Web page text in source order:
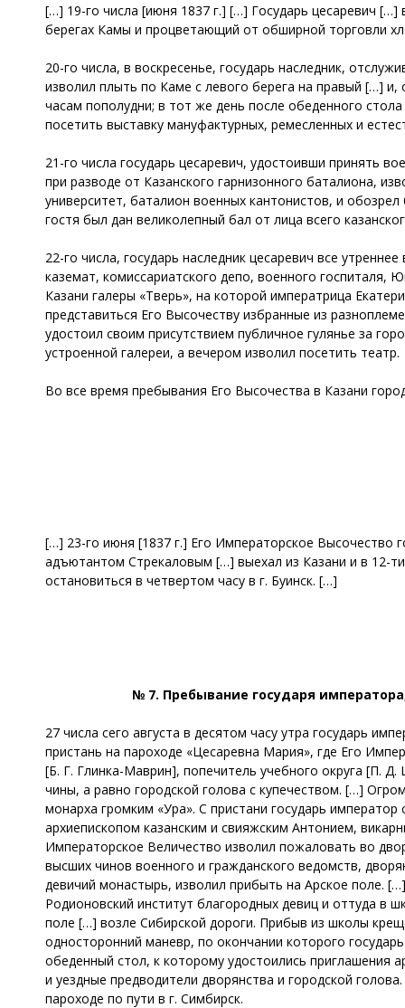
[…] 19-го числа [июня 1837 г.] […] Государь цесаревич
берегах Камы и процветающий от обширной торговли
20-го числа, в воскресенье, государь наследник,
изволил плыть по Каме с левого берега на правый […]
часам пополудни; в тот же день после обеденного
посетить выставку мануфактурных, ремесленных и
21-го числа государь цесаревич, удостоивши принять
при разводе от Казанского гарнизонного баталиона,
университет, баталион военных кантонистов, и
гостя был дан великолепный бал от лица всего
22-го числа, государь наследник цесаревич все
каземат, комиссариатского депо, военного госпиталя,
Казани галеры «Тверь», на которой императрица
представиться Его Высочеству избранные из
удостоил своим присутствием публичное гулянье за
устроенной галереи, а вечером изволил посетить театр.
Во все время пребывания Его Высочества в Казани
[…] 23-го июня [1837 г.] Его Императорское Высочество
адъютантом Стрекаловым […] выехал из Казани и в 12-
остановиться в четвертом часу в г. Буинск. […]
№ 7. Пребывание государя
27 числа сего августа в десятом часу утра государь
пристань на пароходе «Цесаревна Мария», где Его
[Б. Г. Глинка-Маврин], попечитель учебного округа [П.
чины, а равно городской голова с купечеством. […]
монарха громким «Ура». С пристани государь
архиепископом казанским и свияжским Антонием,
Императорское Величество изволил пожаловать во
высших чинов военного и гражданского ведомств,
девичий монастырь, изволил прибыть на Арское поле.
Родионовский институт благородных девиц и оттуда в
поле […] возле Сибирской дороги. Прибыв из школы
односторонний маневр, по окончании которого
обеденный стол, к которому удостоились приглашения
и уездные предводители дворянства и городской
пароходе по пути в г. Симбирск.